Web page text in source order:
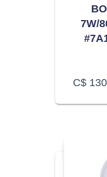
7W/
C$